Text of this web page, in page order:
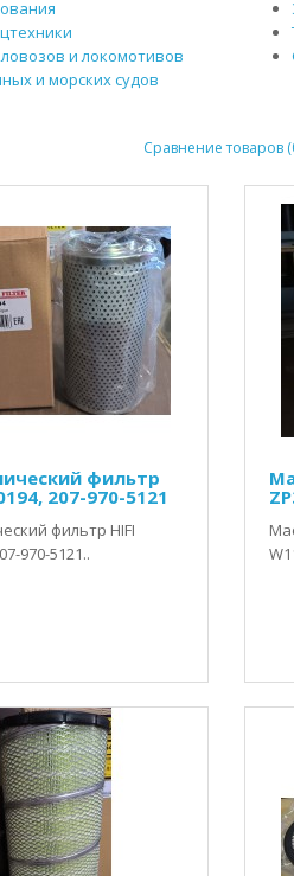
и локомотивов
и морских судов
Сравнение товаров
фильтр
207-970-5121
фильтр HIFI
970-5121..